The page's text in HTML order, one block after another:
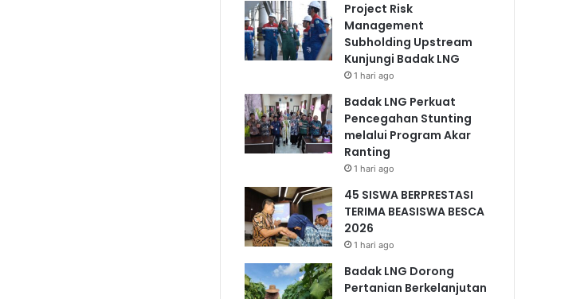
Project Risk
Management
Subholding Upstream
Kunjungi Badak LNG
1 hari ago
Badak LNG Perkuat
Pencegahan Stunting
melalui Program Akar
Ranting
1 hari ago
45 SISWA BERPRESTASI
TERIMA BEASISWA BESCA
2026
1 hari ago
Badak LNG Dorong
Pertanian Berkelanjutan